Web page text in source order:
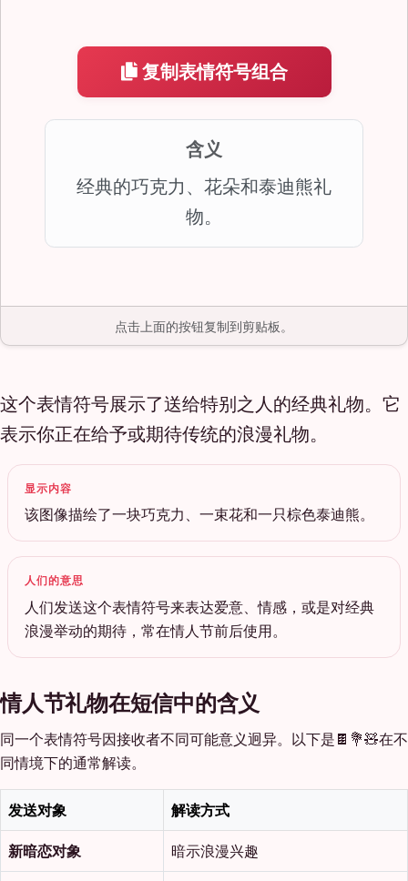
复制表情符号组合
含义
经典的巧克力、花朵和泰迪熊礼
物。
点击上面的按钮复制到剪贴板。
这个表情符号展示了送给特别之人的经典礼物。它
表示你正在给予或期待传统的浪漫礼物。
显示内容
该图像描绘了一块巧克力、一束花和一只棕色泰迪熊。
人们的意思
人们发送这个表情符号来表达爱意、情感，或是对经典
浪漫举动的期待，常在情人节前后使用。
情人节礼物在短信中的含义
同一个表情符号因接收者不同可能意义迥异。以下是🍫💐🧸在不
同情境下的通常解读。
发送对象 解读方式
新暗恋对象 暗示浪漫兴趣